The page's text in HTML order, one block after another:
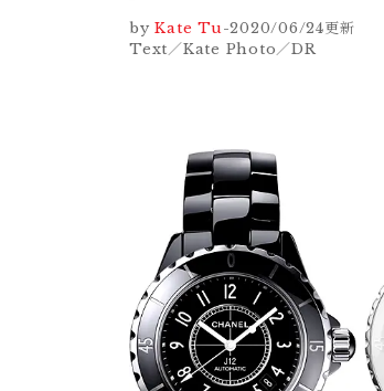
by Kate Tu-2020/06/24更新
Text／Kate Photo／DR